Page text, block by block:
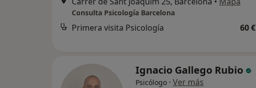
Consulta Psicología Barcelona
Primera visita Psicología 60 €
Ignacio Gallego Rubio
Psicólogo · Ver más